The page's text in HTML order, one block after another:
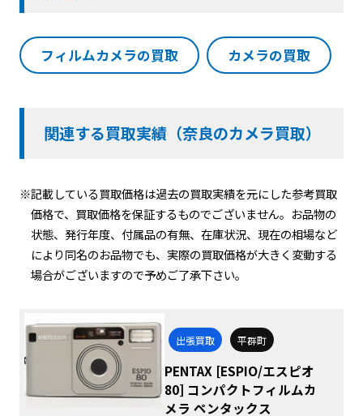
フィルムカメラの買取 カメラの買取
関連する買取実績（奈良のカメラ買取）
※記載している買取価格は過去の買取実績を元にした参考買取
価格で、買取価格を保証するものでございません。お品物の
状態、発行年度、付属品の有無、在庫状況、現在の相場など
により同名のお品物でも、実際の買取価格が大きく変動する
場合がございますので予めご了承下さい。
出張買取 平群町
PENTAX [ESPIO/エスピオ
80] コンパクトフィルムカ
メラ ペンタックス